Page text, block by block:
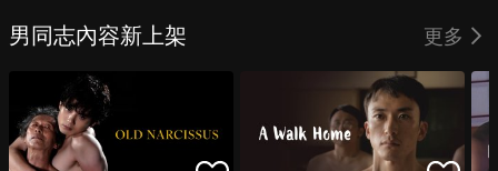
男同志內容新上架 更多